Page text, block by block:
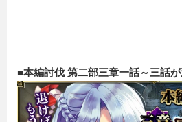
■本編討伐 第二部三章一話～三話が